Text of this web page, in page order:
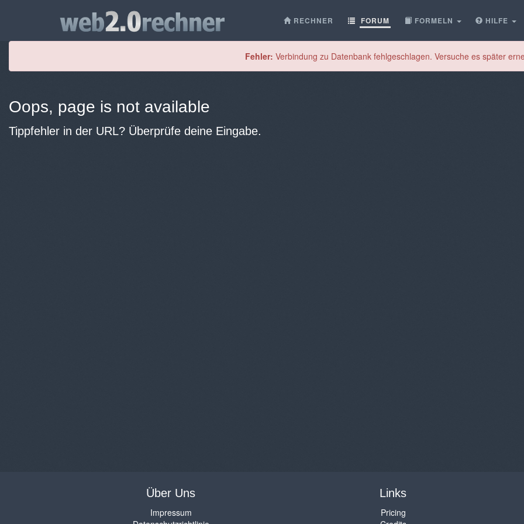
RECHNER FORUM FORMELN HILFE
Fehler: Verbindung zu Datenbank fehlgeschlagen. Versuche es später
Oops, page is not available
Tippfehler in der URL? Überprüfe deine Eingabe.
Über Uns
Impressum
Links
Pricing